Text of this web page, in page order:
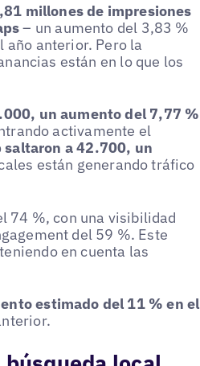
millones de impresiones
– un aumento del 3,83 %
anterior. Pero la
están en lo que los
un aumento del 7,77 %
activamente el
saltaron a 42.700, un
están generando tráfico
74 %, con una visibilidad
del 59 %. Este
en cuenta las
estimado del 11 % en el